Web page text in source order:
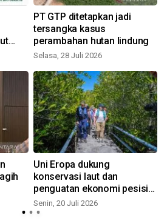
PT GTP ditetapkan jadi
tersangka kasus
perambahan hutan lindung
Selasa, 28 Juli 2026
Uni Eropa dukung
konservasi laut dan
penguatan ekonomi pesisir
Indonesia
Senin, 20 Juli 2026